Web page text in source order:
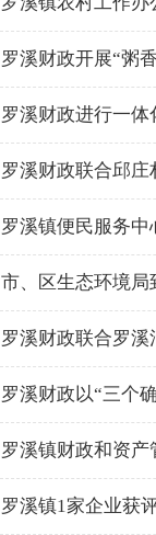
罗溪财政开展“粥
罗溪财政进行一
罗溪财政联合邱
罗溪镇便民服务
市、区生态环境
罗溪财政联合罗
罗溪财政以“三个
罗溪镇财政和资
罗溪镇1家企业获